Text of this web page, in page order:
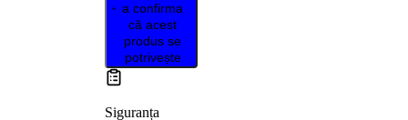
a confirma
că acest
produs se
potrivește
Siguranța